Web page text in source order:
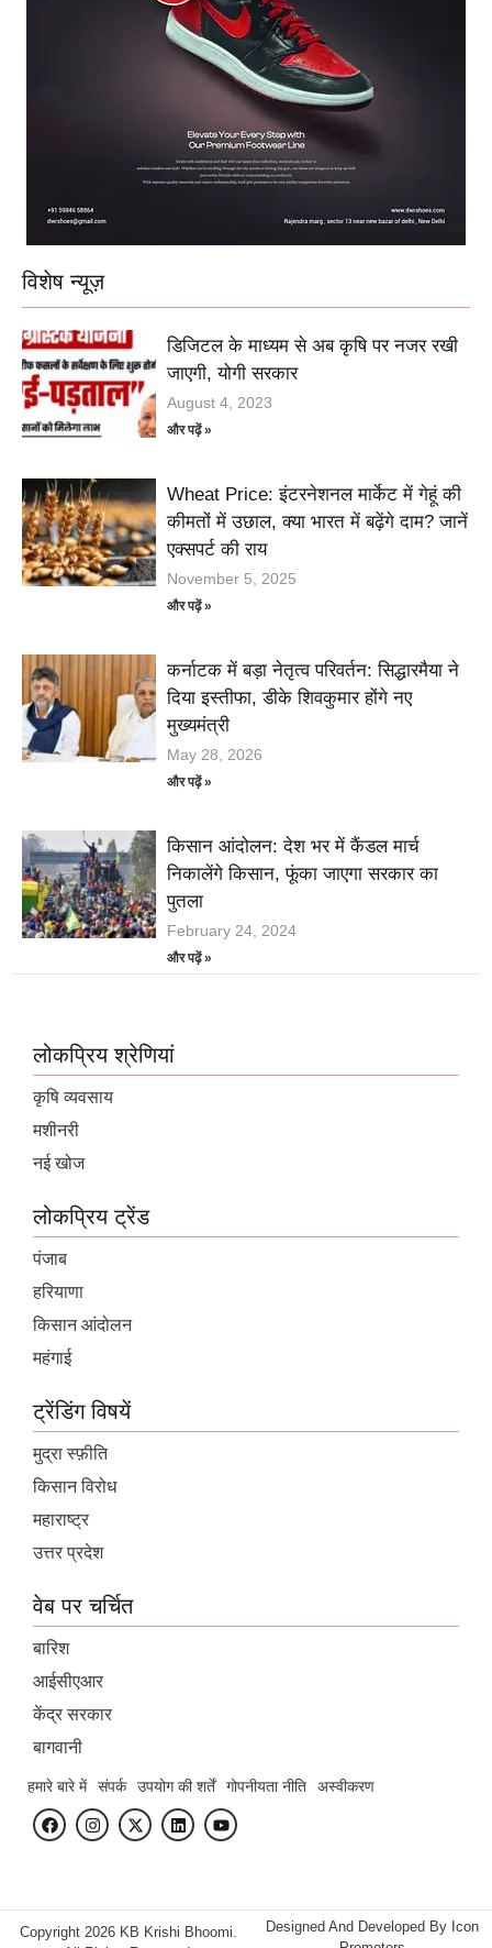
विशेष न्यूज़
डिजिटल के माध्यम से अब कृषि पर नजर रखी
जाएगी, योगी सरकार
August 4, 2023
और पढ़ें »
Wheat Price: इंटरनेशनल मार्केट में गेहूं की
कीमतों में उछाल, क्या भारत में बढ़ेंगे दाम? जानें
एक्सपर्ट की राय
November 5, 2025
और पढ़ें »
कर्नाटक में बड़ा नेतृत्व परिवर्तन: सिद्धारमैया ने
दिया इस्तीफा, डीके शिवकुमार होंगे नए
मुख्यमंत्री
May 28, 2026
और पढ़ें »
किसान आंदोलन: देश भर में कैंडल मार्च
निकालेंगे किसान, फूंका जाएगा सरकार का
पुतला
February 24, 2024
और पढ़ें »
लोकप्रिय श्रेणियां
कृषि व्यवसाय
मशीनरी
नई खोज
लोकप्रिय ट्रेंड
पंजाब
हरियाणा
किसान आंदोलन
महंगाई
ट्रेंडिंग विषयें
मुद्रा स्फ़ीति
किसान विरोध
महाराष्ट्र
उत्तर प्रदेश
वेब पर चर्चित
बारिश
आईसीएआर
केंद्र सरकार
बागवानी
हमारे बारे में संपर्क उपयोग की शर्तें गोपनीयता नीति अस्वीकरण
Copyright 2026 KB Krishi Bhoomi.
Designed And Developed By Icon